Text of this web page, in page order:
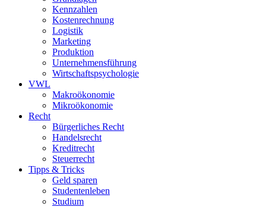
Kennzahlen
Kostenrechnung
Logistik
Marketing
Produktion
Unternehmensführung
Wirtschaftspsychologie
VWL
Makroökonomie
Mikroökonomie
Recht
Bürgerliches Recht
Handelsrecht
Kreditrecht
Steuerrecht
Tipps & Tricks
Geld sparen
Studentenleben
Studium